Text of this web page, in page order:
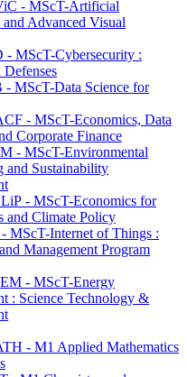
- MScT-Artificial
Advanced Visual
- MScT-Cybersecurity :
Defenses
- MScT-Data Science for
- MScT-Economics, Data
Corporate Finance
- MScT-Environmental
and Sustainability
- MScT-Economics for
and Climate Policy
MScT-Internet of Things :
Management Program
- MScT-Energy
: Science Technology &
- M1 Applied Mathematics